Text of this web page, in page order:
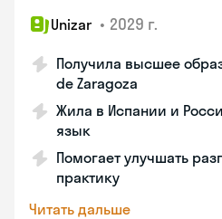
Unizar • 2029 г.
Получила высшее
de Zaragoza
Жила в Испании и
язык
Помогает улучшать
практику
Читать дальше